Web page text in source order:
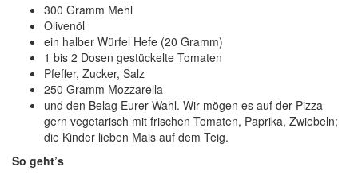
300 Gramm Mehl
Olivenöl
ein halber Würfel Hefe (20 Gramm)
1 bis 2 Dosen gestückelte Tomaten
Pfeffer, Zucker, Salz
250 Gramm Mozzarella
und den Belag Eurer Wahl. Wir mögen es auf der Pizza
gern vegetarisch mit frischen Tomaten, Paprika, Zwiebeln;
die Kinder lieben Mais auf dem Teig.
So geht’s